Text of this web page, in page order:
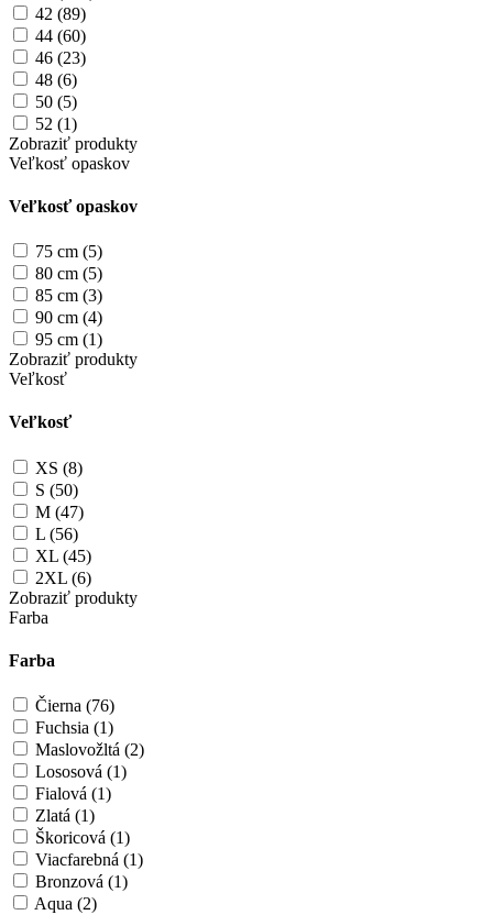
42 (89)
44 (60)
46 (23)
48 (6)
50 (5)
52 (1)
Zobraziť produkty
Veľkosť opaskov
Veľkosť opaskov
75 cm (5)
80 cm (5)
85 cm (3)
90 cm (4)
95 cm (1)
Zobraziť produkty
Veľkosť
Veľkosť
XS (8)
S (50)
M (47)
L (56)
XL (45)
2XL (6)
Zobraziť produkty
Farba
Farba
Čierna (76)
Fuchsia (1)
Maslovožltá (2)
Lososová (1)
Fialová (1)
Zlatá (1)
Škoricová (1)
Viacfarebná (1)
Bronzová (1)
Aqua (2)